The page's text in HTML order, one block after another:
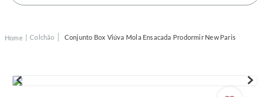
Colchão Conjunto Box Viúva Mola Ensacada Prodormir New Paris